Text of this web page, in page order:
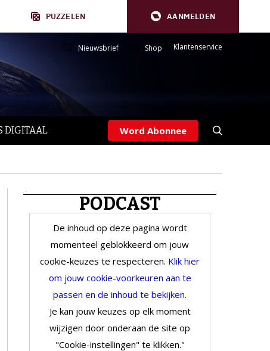
PUZZELEN AANMELDEN
Nieuwsbrief Shop Klantenservice
DIGITAAL Word Abonnee
PODCAST
De inhoud op deze pagina wordt
momenteel geblokkeerd om jouw
cookie-keuzes te respecteren. Klik hier
om jouw cookie-voorkeuren aan te
passen en de inhoud te bekijken.
Je kan jouw keuzes op elk moment
wijzigen door onderaan de site op
"Cookie-instellingen" te klikken."